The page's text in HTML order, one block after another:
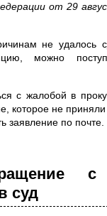
от 29
не удалось
можно
с жалобой в
которое не
заявление по почте.
с
суд